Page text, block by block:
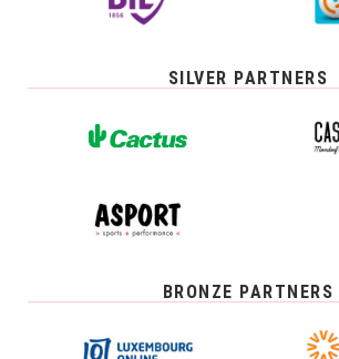
SILVER PARTNERS
BRONZE PARTNERS